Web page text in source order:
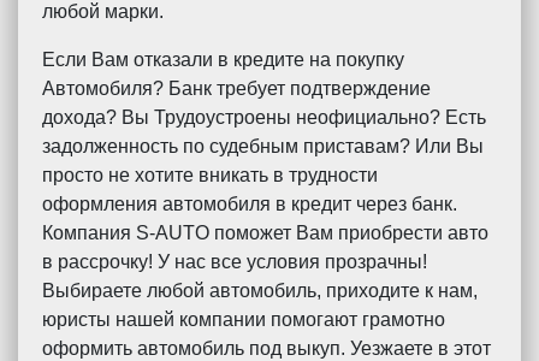
любой марки.
Если Вам отказали в кредите на покупку
Автомобиля? Банк требует подтверждение
дохода? Вы Трудоустроены неофициально? Есть
задолженность по судебным приставам? Или Вы
просто не хотите вникать в трудности
оформления автомобиля в кредит через банк.
Компания S-AUTO поможет Вам приобрести авто
в рассрочку! У нас все условия прозрачны!
Выбираете любой автомобиль, приходите к нам,
юристы нашей компании помогают грамотно
оформить автомобиль под выкуп. Уезжаете в этот